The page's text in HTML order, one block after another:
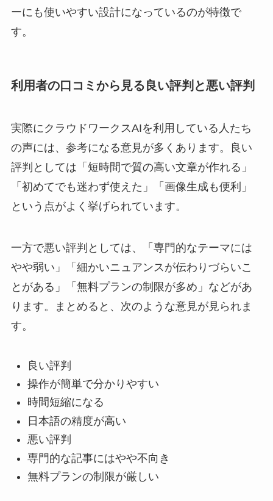
ーにも使いやすい設計になっているのが特徴で
す。
利用者の口コミから見る良い評判と悪い評判
実際にクラウドワークスAIを利用している人たち
の声には、参考になる意見が多くあります。良い
評判としては「短時間で質の高い文章が作れる」
「初めてでも迷わず使えた」「画像生成も便利」
という点がよく挙げられています。
一方で悪い評判としては、「専門的なテーマには
やや弱い」「細かいニュアンスが伝わりづらいこ
とがある」「無料プランの制限が多め」などがあ
ります。まとめると、次のような意見が見られま
す。
良い評判
操作が簡単で分かりやすい
時間短縮になる
日本語の精度が高い
悪い評判
専門的な記事にはやや不向き
無料プランの制限が厳しい